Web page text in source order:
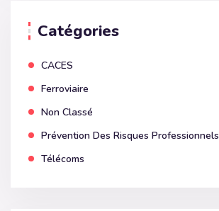
Catégories
CACES
Ferroviaire
Non Classé
Prévention Des Risques Professionnels
Télécoms